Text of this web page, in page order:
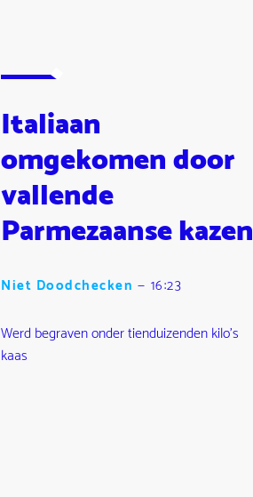
Italiaan
omgekomen door
vallende
Parmezaanse kazen
Niet Doodchecken — 16:23
Werd begraven onder tienduizenden kilo's
kaas